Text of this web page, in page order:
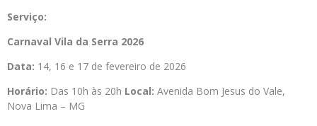
Serviço:
Carnaval Vila da Serra 2026
Data: 14, 16 e 17 de fevereiro de 2026
Horário: Das 10h às 20h Local: Avenida Bom Jesus do Vale,
Nova Lima – MG